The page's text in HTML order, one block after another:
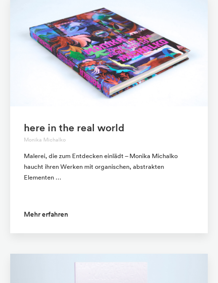
here in the real world
Monika Michalko
Malerei, die zum Entdecken einlädt – Monika Michalko
haucht ihren Werken mit organischen, abstrakten
Elementen …
Mehr erfahren